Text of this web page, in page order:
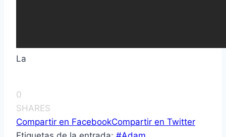
La
0
SHARES
Compartir en FacebookCompartir en Twitter